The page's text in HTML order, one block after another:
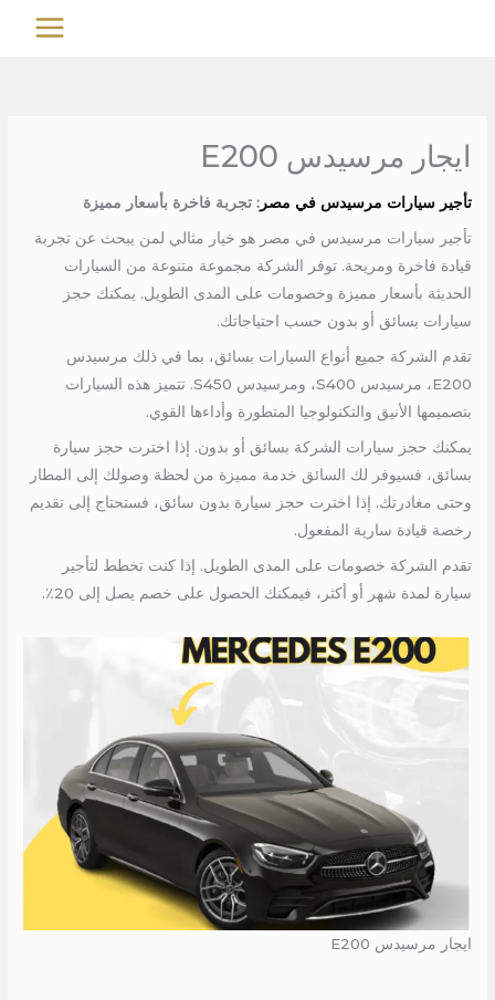
MAIN
ايجار مرسيدس E200
تأجير سيارات مرسيدس في مصر: تجربة فاخرة بأسعار مميزة
تأجير سيارات مرسيدس في مصر هو خيار مثالي لمن يبحث عن تجربة
قيادة فاخرة ومريحة. توفر الشركة مجموعة متنوعة من السيارات
الحديثة بأسعار مميزة وخصومات على المدى الطويل. يمكنك حجز
سيارات بسائق أو بدون حسب احتياجاتك.
تقدم الشركة جميع أنواع السيارات بسائق، بما في ذلك مرسيدس
E200، مرسيدس S400، ومرسيدس S450. تتميز هذه السيارات
بتصميمها الأنيق والتكنولوجيا المتطورة وأداءها القوي.
يمكنك حجز سيارات الشركة بسائق أو بدون. إذا اخترت حجز سيارة
بسائق، فسيوفر لك السائق خدمة مميزة من لحظة وصولك إلى المطار
وحتى مغادرتك. إذا اخترت حجز سيارة بدون سائق، فستحتاج إلى تقديم
رخصة قيادة سارية المفعول.
تقدم الشركة خصومات على المدى الطويل. إذا كنت تخطط لتأجير
سيارة لمدة شهر أو أكثر، فيمكنك الحصول على خصم يصل إلى 20٪.
ايجار مرسيدس E200